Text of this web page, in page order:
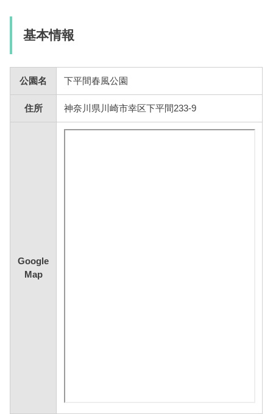
基本情報
公園名 下平間春風公園
住所 神奈川県川崎市幸区下平間233-9
Google
Map